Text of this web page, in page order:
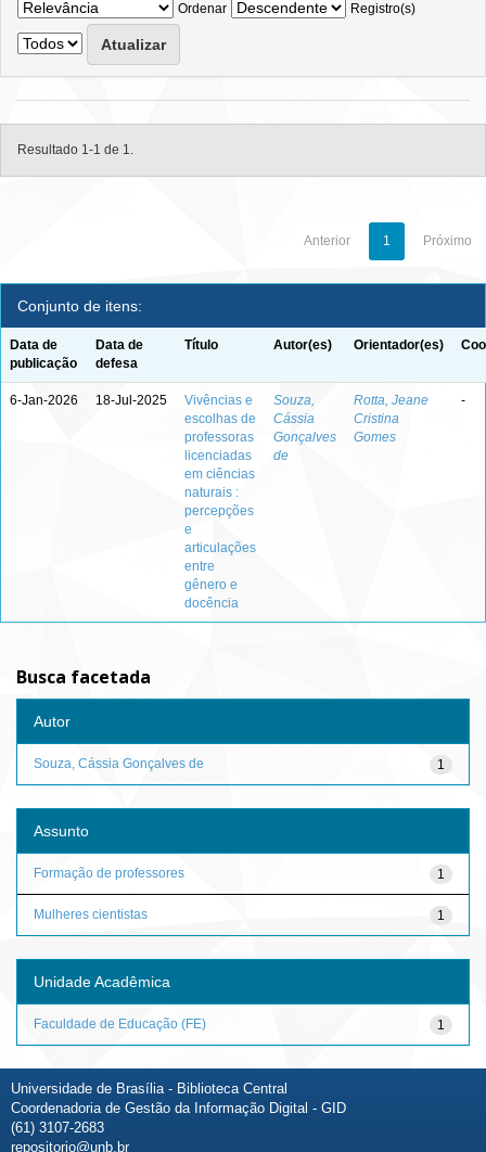
Ordenar
Registro(s)
Resultado 1-1 de 1.
Anterior 1 Próximo
Conjunto de itens:
Data de
publicação
Data de
defesa
Título Autor(es) Orientador(es)
6-Jan-2026 18-Jul-2025
Vivências e
escolhas de
professoras
licenciadas
em ciências
naturais :
percepções
e
articulações
entre
gênero e
docência
Souza,
Cássia
Gonçalves
de
Rotta, Jeane
Cristina
Gomes
-
Busca facetada
Autor
1
Souza, Cássia Gonçalves de
Assunto
1
Formação de professores
1
Mulheres cientistas
Unidade Acadêmica
1
Faculdade de Educação (FE)
Universidade de Brasília - Biblioteca Central
Coordenadoria de Gestão da Informação Digital - GID
(61) 3107-2683
repositorio@unb.br